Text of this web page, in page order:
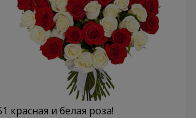
красная и белая роза!